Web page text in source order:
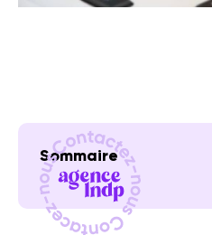
Sommaire